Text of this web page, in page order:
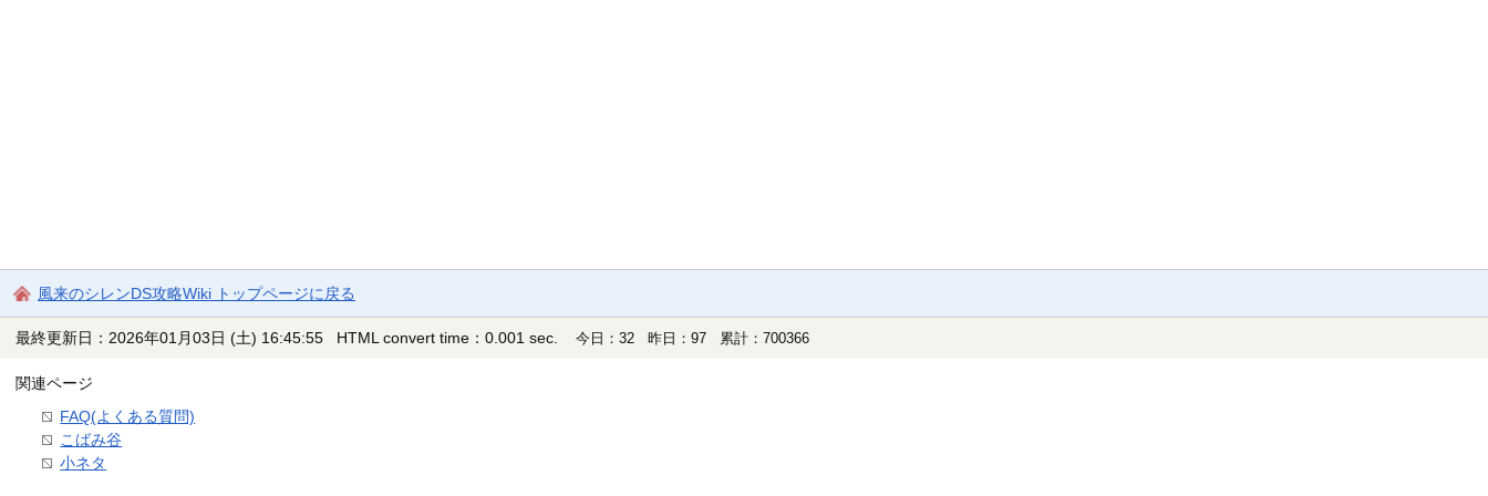
風来のシレンDS攻略Wiki トップページに戻る
最終更新日：2026年01月03日 (土) 16:45:55 HTML convert time：0.001 sec. 今日：32 昨日：97 累計：700366
関連ページ
FAQ(よくある質問)
こばみ谷
小ネタ